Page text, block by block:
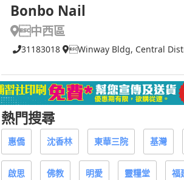
Bonbo Nail
中西區
31183018 Winway Bldg, Central
熱門搜尋
惠僑 沈香林 東華三院 基灣
啟思 佛教 明愛 靈糧堂 福